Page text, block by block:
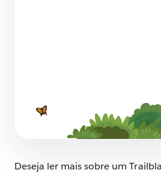
NPS: O que é e como
9 min de leitura
Deseja ler mais sobre um